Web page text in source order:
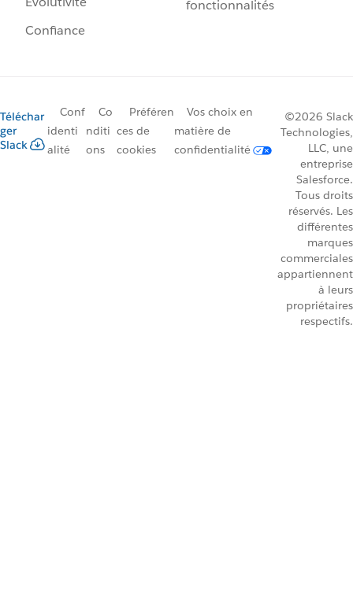
Confiance
fonctionnalités
Téléchar
ger
Slack
Conf
identi
alité
Co
nditi
ons
Préféren
ces de
cookies
Vos choix en
matière de
confidentialité
©2026 Slack
Technologies,
LLC, une
entreprise
Salesforce.
Tous droits
réservés. Les
différentes
marques
commerciales
appartiennent
à leurs
propriétaires
respectifs.